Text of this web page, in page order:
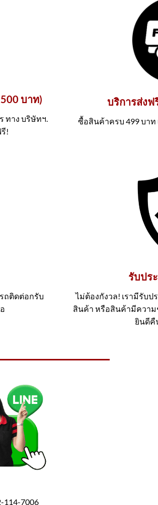
บาท)
ทาง บริษัทฯ.
!
บริการส่งฟ
ซื้อสินค้าครบ 499 บาท
ถติดต่อกรับ
รับปร
ไม่ต้องกังวล! เรามีรับ
สินค้า หรือสินค้ามีความ
ยินดีคื
114-7006